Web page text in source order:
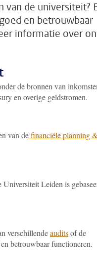
van de universiteit?
en betrouwbaar
informatie over
de bronnen van
en overige geldstromen.
van definanciële planning
Leiden is
verschillendeauditsof de
betrouwbaar functioneren.